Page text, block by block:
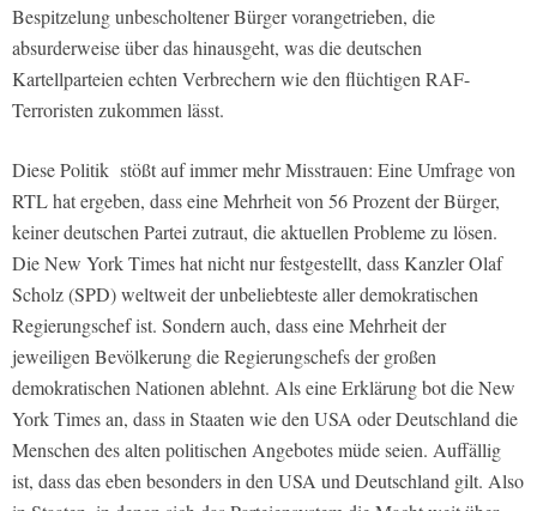
Bespitzelung unbescholtener Bürger vorangetrieben, die
absurderweise über das hinausgeht, was die deutschen
Kartellparteien echten Verbrechern wie den flüchtigen RAF-
Terroristen zukommen lässt.
Diese Politik stößt auf immer mehr Misstrauen: Eine Umfrage von
RTL hat ergeben, dass eine Mehrheit von 56 Prozent der Bürger,
keiner deutschen Partei zutraut, die aktuellen Probleme zu lösen.
Die New York Times hat nicht nur festgestellt, dass Kanzler Olaf
Scholz (SPD) weltweit der unbeliebteste aller demokratischen
Regierungschef ist. Sondern auch, dass eine Mehrheit der
jeweiligen Bevölkerung die Regierungschefs der großen
demokratischen Nationen ablehnt. Als eine Erklärung bot die New
York Times an, dass in Staaten wie den USA oder Deutschland die
Menschen des alten politischen Angebotes müde seien. Auffällig
ist, dass das eben besonders in den USA und Deutschland gilt. Also